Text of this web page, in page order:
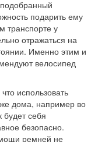
подарить ему
транспорте у
отражаться на
Именно этим и
велосипед
использовать
дома, например во
себя
безопасно.
ремней не